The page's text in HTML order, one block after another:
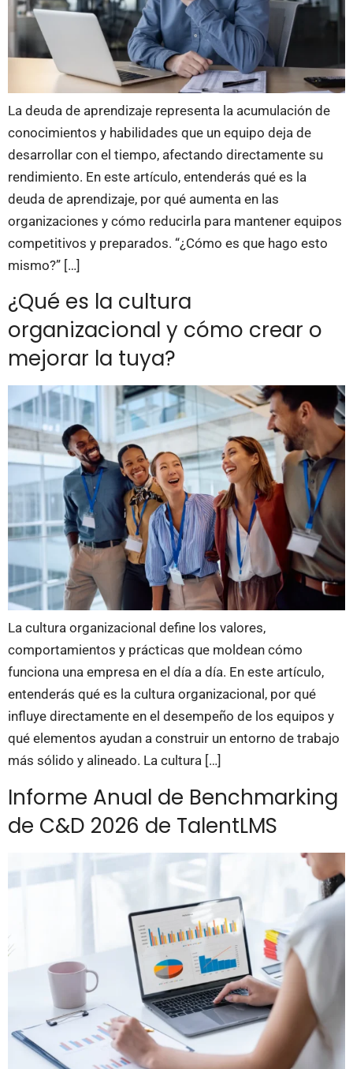
La deuda de aprendizaje representa la acumulación de
conocimientos y habilidades que un equipo deja de
desarrollar con el tiempo, afectando directamente su
rendimiento. En este artículo, entenderás qué es la
deuda de aprendizaje, por qué aumenta en las
organizaciones y cómo reducirla para mantener equipos
competitivos y preparados. “¿Cómo es que hago esto
mismo?” […]
¿Qué es la cultura
organizacional y cómo crear o
mejorar la tuya?
La cultura organizacional define los valores,
comportamientos y prácticas que moldean cómo
funciona una empresa en el día a día. En este artículo,
entenderás qué es la cultura organizacional, por qué
influye directamente en el desempeño de los equipos y
qué elementos ayudan a construir un entorno de trabajo
más sólido y alineado. La cultura […]
Informe Anual de Benchmarking
de C&D 2026 de TalentLMS